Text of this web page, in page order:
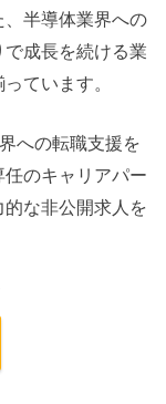
半導体業界への
成長を続ける業
ています。
への転職支援を
のキャリアパー
的な非公開求人を